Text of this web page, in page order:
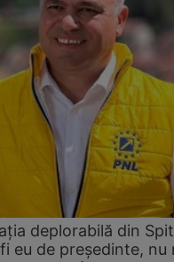
deplorabilă din
eu de președinte, nu